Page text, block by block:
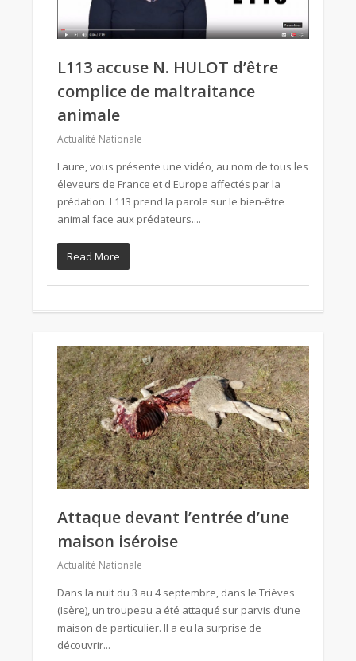
L113 accuse N. HULOT d’être
complice de maltraitance
animale
Actualité Nationale
Laure, vous présente une vidéo, au nom de tous les
éleveurs de France et d'Europe affectés par la
prédation. L113 prend la parole sur le bien-être
animal face aux prédateurs....
Read More
Attaque devant l’entrée d’une
maison iséroise
Actualité Nationale
Dans la nuit du 3 au 4 septembre, dans le Trièves
(Isère), un troupeau a été attaqué sur parvis d’une
maison de particulier. Il a eu la surprise de
découvrir...